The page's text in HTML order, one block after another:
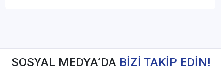
SOSYAL MEDYA’DA BİZİ TAKİP EDİN!